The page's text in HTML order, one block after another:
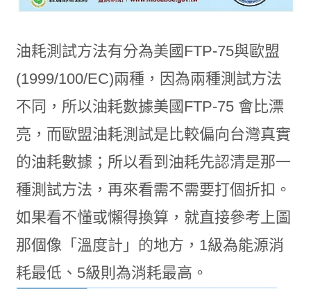
油耗測試方法有分為美國FTP-75與歐盟
(1999/100/EC)兩種，因為兩種測試方法
不同，所以油耗數據美國FTP-75 會比漂
亮，而歐盟油耗測試是比較偏向台灣真實
的油耗數據；所以看到油耗先認清是那一
種測試方法，再來看需不需要打個折扣。
如果看不懂或懶得換算，就直接參考上圖
那個像「溫度計」的地方，1級為能源消
耗最低、5級則為消耗最高。